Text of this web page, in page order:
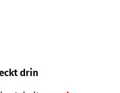
drin